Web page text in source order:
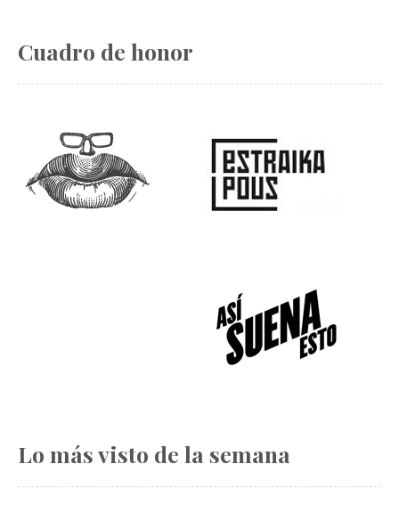
Cuadro de honor
Lo más visto de la semana